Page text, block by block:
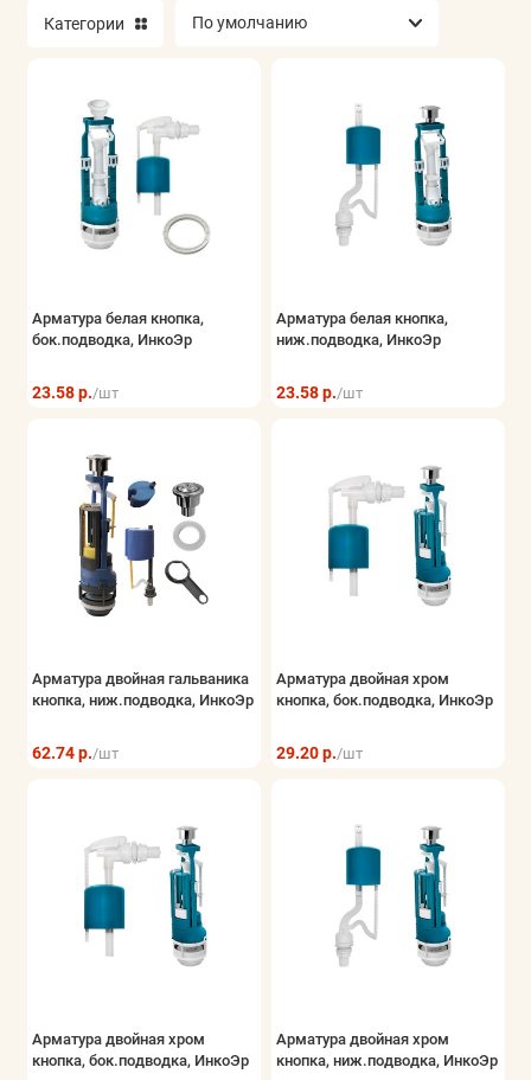
Категории
Арматура белая кнопка,
бок.подводка, ИнкоЭр
23.58 р./шт
Арматура белая кнопка,
ниж.подводка, ИнкоЭр
23.58 р./шт
Арматура двойная гальваника
кнопка, ниж.подводка, ИнкоЭр
62.74 р./шт
Арматура двойная хром
кнопка, бок.подводка, ИнкоЭр
29.20 р./шт
Арматура двойная хром
кнопка, бок.подводка, ИнкоЭр
Арматура двойная хром
кнопка, ниж.подводка, ИнкоЭр